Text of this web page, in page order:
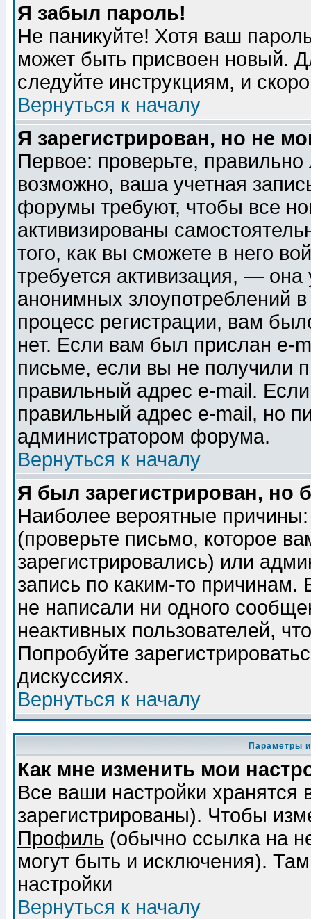
Я забыл пароль!
Не паникуйте! Хотя ваш
может быть присвоен новый.
следуйте инструкциям, и
Вернуться к началу
Я зарегистрирован, но не
Первое: проверьте,
возможно, ваша учетная
форумы требуют, чтобы все
активизированы
того, как вы сможете в него
требуется активизация, —
анонимных злоупотреблений
процесс регистрации, вам
нет. Если вам был прислан e-
письме, если вы не получили
правильный адрес e-mail.
правильный адрес e-mail, но
администратором форума.
Вернуться к началу
Я был зарегистрирован, но
Наиболее вероятные
(проверьте письмо, которое
зарегистрировались) или
запись по каким-то
не написали ни одного
неактивных пользователей,
Попробуйте
дискуссиях.
Вернуться к началу
Параметры
Как мне изменить мои
Все ваши настройки
зарегистрированы). Чтобы
Профиль (обычно ссылка на
могут быть и исключения).
настройки
Вернуться к началу